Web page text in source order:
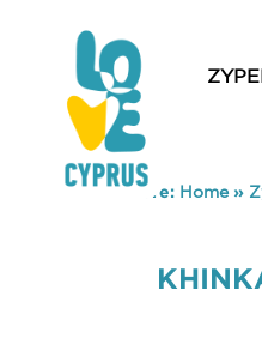
You are here: Home»